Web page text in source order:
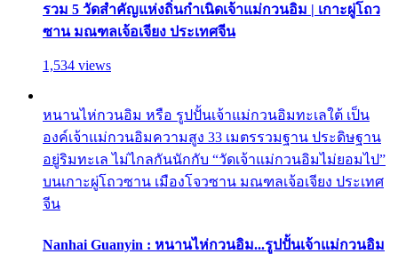
รวม 5 วัดสำคัญแห่งถิ่นกำเนิดเจ้าแม่กวนอิม | เกาะผู่โถว
ซาน มณฑลเจ้อเจียง ประเทศจีน
1,534 views
หนานไห่กวนอิม หรือ รูปปั้นเจ้าแม่กวนอิมทะเลใต้ เป็น
องค์เจ้าแม่กวนอิมความสูง 33 เมตรรวมฐาน ประดิษฐาน
อยู่ริมทะเล ไม่ไกลกันนักกับ “วัดเจ้าแม่กวนอิมไม่ยอมไป”
บนเกาะผู่โถวซาน เมืองโจวซาน มณฑลเจ้อเจียง ประเทศ
จีน
Nanhai Guanyin : หนานไห่กวนอิม...รูปปั้นเจ้าแม่กวนอิม